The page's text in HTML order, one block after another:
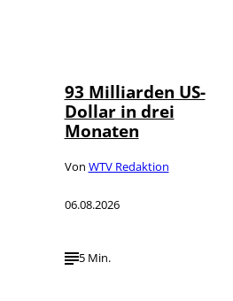
93 Milliarden US-
Dollar in drei
Monaten
Von WTV Redaktion
06.08.2026
5 Min.